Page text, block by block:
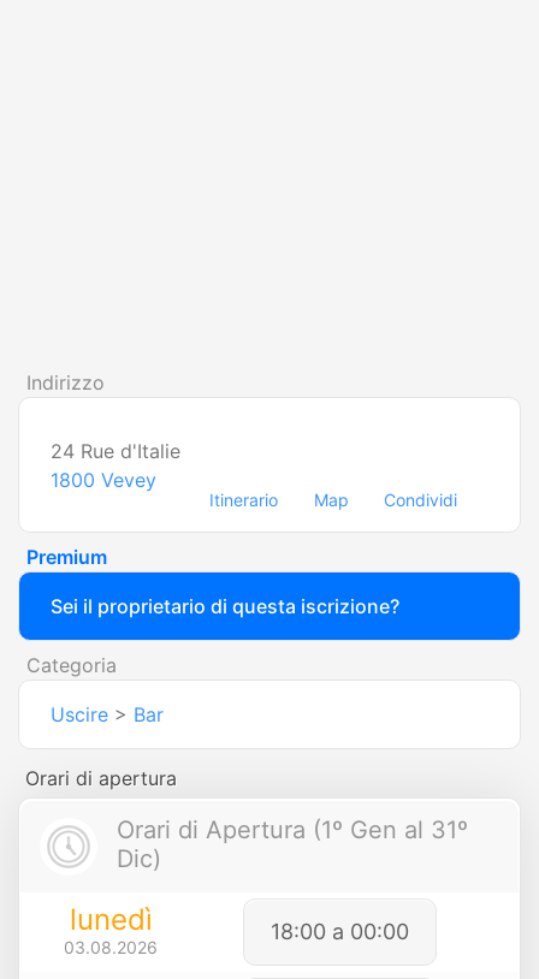
Indirizzo
24 Rue d'Italie
1800 Vevey
Itinerario Map Condividi
Premium
Sei il proprietario di questa iscrizione?
Categoria
Uscire > Bar
Orari di apertura
Orari di Apertura (1º Gen al 31º
Dic)
lunedì
03.08.2026
18:00 a 00:00